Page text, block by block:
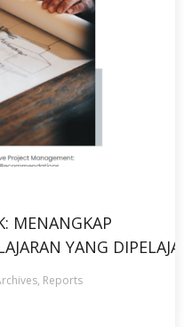
MENANGKAP
YANG
, Reports